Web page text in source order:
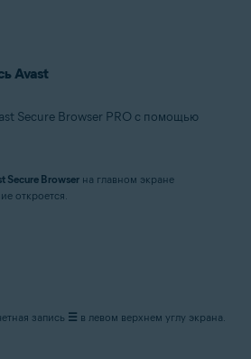
Avast
Secure Browser PRO с помощью
Secure Browser на главном экране
откроется.
запись ☰ в левом верхнем углу экрана.